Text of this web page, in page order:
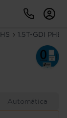
HS 1.5T-GDI
Automática